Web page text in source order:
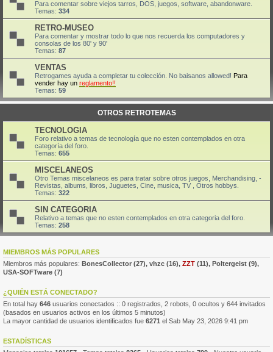
Para comentar sobre viejos tarros, DOS, juegos, software, abandonware.
Temas: 334
RETRO-MUSEO
Para comentar y mostrar todo lo que nos recuerda los computadores y
consolas de los 80' y 90'
Temas: 87
VENTAS
Retrogames ayuda a completar tu colección. No baisanos allowed! Para
vender hay un reglamento!!
Temas: 59
OTROS RETROTEMAS
TECNOLOGIA
Foro relativo a temas de tecnología que no esten contemplados en otra
categoría del foro.
Temas: 655
MISCELANEOS
Otro Temas miscelaneos es para tratar sobre otros juegos, Merchandising, -
Revistas, albums, libros, Juguetes, Cine, musica, TV , Otros hobbys.
Temas: 322
SIN CATEGORIA
Relativo a temas que no esten contemplados en otra categoria del foro.
Temas: 258
MIEMBROS MÁS POPULARES
Miembros más populares: BonesCollector (27), vhzc (16), ZZT (11), Poltergeist (9),
USA-SOFTware (7)
¿QUIÉN ESTÁ CONECTADO?
En total hay 646 usuarios conectados :: 0 registrados, 2 robots, 0 ocultos y 644 invitados
(basados en usuarios activos en los últimos 5 minutos)
La mayor cantidad de usuarios identificados fue 6271 el Sab May 23, 2026 9:41 pm
ESTADÍSTICAS